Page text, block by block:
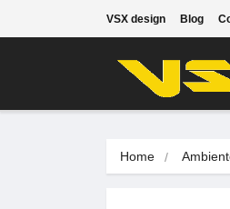
VSX design Blog
Home